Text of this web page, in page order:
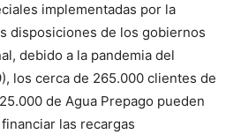
implementadas por la
disposiciones de los gobiernos
debido a la pandemia del
los cerca de 265.000 clientes de
de Agua Prepago pueden
las recargas